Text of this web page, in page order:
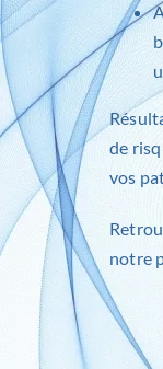
de
vos
notre